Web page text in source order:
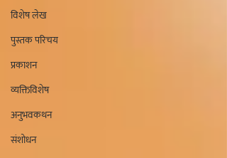
विशेष लेख
पुस्तक परिचय
प्रकाशन
व्यक्तिविशेष
अनुभवकथन
संशोधन